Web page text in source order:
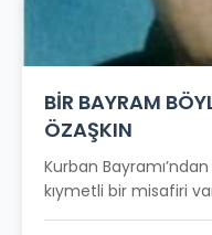
BİR BAYRAM
ÖZAŞKIN
Kurban
kıymetli bir misafiri